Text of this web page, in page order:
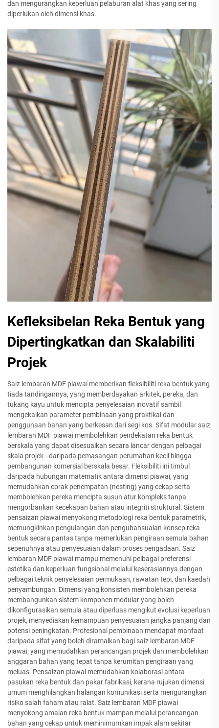
dan mengurangkan keperluan pelaburan alat khas yang sering
diperlukan oleh dimensi khas.
Kefleksibelan Reka Bentuk yang
Dipertingkatkan dan Skalabiliti
Projek
Saiz lembaran MDF piawai memberikan fleksibiliti reka bentuk yang
tiada tandingannya, yang memberdayakan arkitek, pereka, dan
tukang kayu untuk mencipta penyelesaian inovatif sambil
mengekalkan parameter pembinaan yang praktikal dan
penggunaan bahan yang berkesan dari segi kos. Sifat modular saiz
lembaran MDF piawai membolehkan pendekatan reka bentuk
berskala yang dapat disesuaikan secara lancar dengan pelbagai
skala projek—daripada pemasangan perumahan kecil hingga
pembangunan komersial berskala besar. Fleksibiliti ini timbul
daripada hubungan matematik antara dimensi piawai, yang
memudahkan corak penempatan (nesting) yang cekap serta
membolehkan pereka mencipta susun atur kompleks tanpa
mengorbankan kecekapan bahan atau integriti struktural. Sistem
pensaizan piawai menyokong metodologi reka bentuk parametrik,
memungkinkan pengulangan dan pengubahsuaian konsep reka
bentuk secara pantas tanpa memerlukan pengiraan semula bahan
sepenuhnya atau penyesuaian dalam proses pengadaan. Saiz
lembaran MDF piawai mampu memenuhi pelbagai preferensi
estetika dan keperluan fungsional melalui keserasiannya dengan
pelbagai teknik penyelesaian permukaan, rawatan tepi, dan kaedah
penyambungan. Dimensi yang konsisten membolehkan pereka
membangunkan sistem komponen modular yang boleh
dikonfigurasikan semula atau diperluas mengikut evolusi keperluan
projek, menyediakan kemampuan penyesuaian jangka panjang dan
potensi peningkatan. Profesional pembinaan mendapat manfaat
daripada sifat yang boleh diramalkan bagi saiz lembaran MDF
piawai, yang memudahkan perancangan projek dan membolehkan
anggaran bahan yang tepat tanpa kerumitan pengiraan yang
meluas. Pensaizan piawai memudahkan kolaborasi antara
pasukan reka bentuk dan pakar fabrikasi, kerana rujukan dimensi
umum menghilangkan halangan komunikasi serta mengurangkan
risiko salah faham atau ralat. Saiz lembaran MDF piawai
menyokong amalan reka bentuk mampan melalui perancangan
bahan yang cekap untuk meminimumkan impak alam sekitar